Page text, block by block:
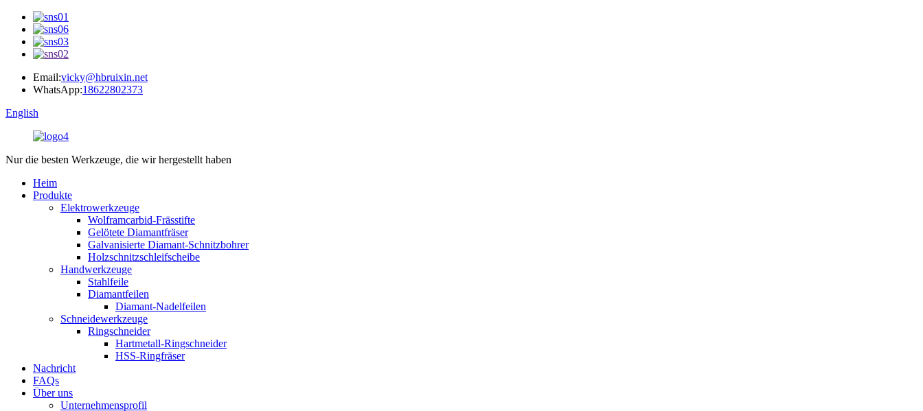
Email:vicky@hbruixin.net
WhatsApp:18622802373
English
Nur die besten Werkzeuge, die wir hergestellt haben
Heim
Produkte
Elektrowerkzeuge
Wolframcarbid-Frässtifte
Gelötete Diamantfräser
Galvanisierte Diamant-Schnitzbohrer
Holzschnitzschleifscheibe
Handwerkzeuge
Stahlfeile
Diamantfeilen
Diamant-Nadelfeilen
Schneidewerkzeuge
Ringschneider
Hartmetall-Ringschneider
HSS-Ringfräser
Nachricht
FAQs
Über uns
Unternehmensprofil